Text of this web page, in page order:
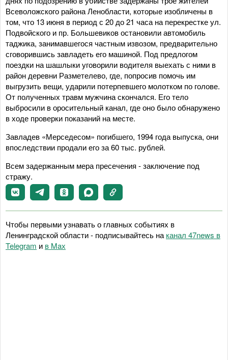
Всеволожского района Ленобласти, которые изобличены в
том, что 13 июня в период с 20 до 21 часа на перекрестке ул.
Подвойского и пр. Большевиков остановили автомобиль
таджика, занимавшегося частным извозом, предварительно
сговорившись завладеть его машиной. Под предлогом
поездки на шашлыки уговорили водителя выехать с ними в
район деревни Разметелево, где, попросив помочь им
выгрузить вещи, ударили потерпевшего молотком по голове.
От полученных травм мужчина скончался. Его тело
выбросили в оросительный канал, где оно было обнаружено
в ходе проверки показаний на месте.
Завладев «Мерседесом» погибшего, 1994 года выпуска, они
впоследствии продали его за 60 тыс. рублей.
Всем задержанным мера пресечения - заключение под
стражу.
Чтобы первыми узнавать о главных событиях в
Ленинградской области - подписывайтесь на канал 47news в
Telegram и в Maх